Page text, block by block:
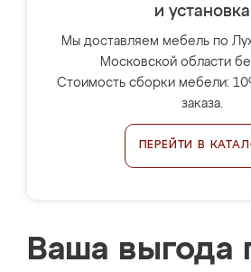
и установка
Мы доставляем мебель по
Московской области
Стоимость сборки мебели:
заказа.
ПЕРЕЙТИ В
Ваша выгода